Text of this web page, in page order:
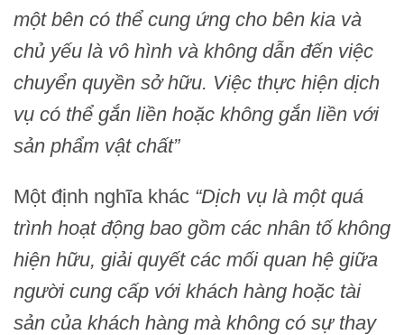
một bên có thể cung ứng cho bên kia và
chủ yếu là vô hình và không dẫn đến việc
chuyển quyền sở hữu. Việc thực hiện dịch
vụ có thể gắn liền hoặc không gắn liền với
sản phẩm vật chất”
Một định nghĩa khác “Dịch vụ là một quá
trình hoạt động bao gồm các nhân tố không
hiện hữu, giải quyết các mối quan hệ giữa
người cung cấp với khách hàng hoặc tài
sản của khách hàng mà không có sự thay